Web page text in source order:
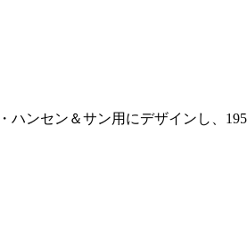
ンセン＆サン用にデザインし、